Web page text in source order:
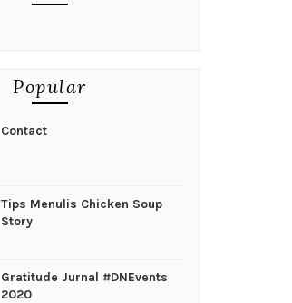
Popular
Contact
Tips Menulis Chicken Soup
Story
Gratitude Jurnal #DNEvents
2020